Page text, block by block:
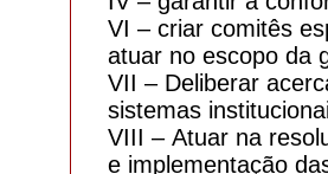
VI – criar comitês
atuar no escopo da
VII – Deliberar
sistemas
VIII – Atuar na
e implementação